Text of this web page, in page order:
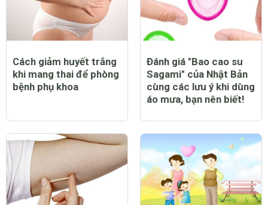
Cách giảm huyết trắng
khi mang thai để phòng
bệnh phụ khoa
Đánh giá "Bao cao su
Sagami" của Nhật Bản
cùng các lưu ý khi dùng
áo mưa, bạn nên biết!